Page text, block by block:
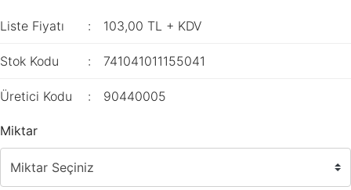
Liste Fiyatı 103,00 TL + KDV
Stok Kodu 741041011155041
Üretici Kodu 90440005
Miktar